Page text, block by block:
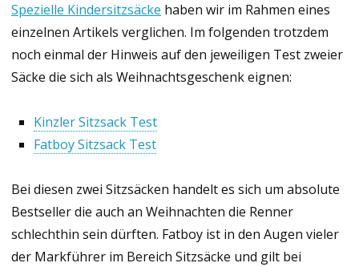
Spezielle Kindersitzsäcke haben wir im Rahmen eines
einzelnen Artikels verglichen. Im folgenden trotzdem
noch einmal der Hinweis auf den jeweiligen Test zweier
Säcke die sich als Weihnachtsgeschenk eignen:
Kinzler Sitzsack Test
Fatboy Sitzsack Test
Bei diesen zwei Sitzsäcken handelt es sich um absolute
Bestseller die auch an Weihnachten die Renner
schlechthin sein dürften. Fatboy ist in den Augen vieler
der Markführer im Bereich Sitzsäcke und gilt bei